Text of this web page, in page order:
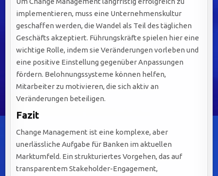
implementieren, muss eine Unternehmenskultur
geschaffen werden, die Wandel als Teil des täglichen
Geschäfts akzeptiert. Führungskräfte spielen hier eine
wichtige Rolle, indem sie Veränderungen vorleben und
eine positive Einstellung gegenüber Anpassungen
fördern. Belohnungssysteme können helfen,
Mitarbeiter zu motivieren, die sich aktiv an
Veränderungen beteiligen.
Fazit
Change Management ist eine komplexe, aber
unerlässliche Aufgabe für Banken im aktuellen
Marktumfeld. Ein strukturiertes Vorgehen, das auf
transparentem Stakeholder-Engagement,